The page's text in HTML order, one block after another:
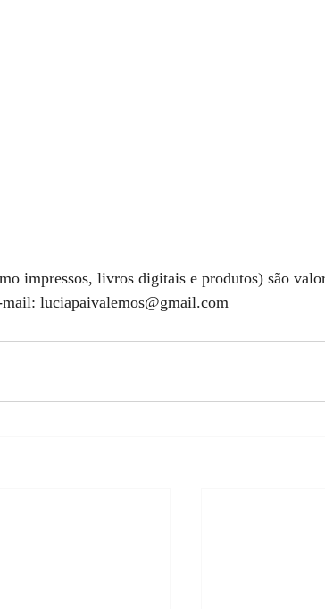
impressos, livros digitais e produtos) são
luciapaivalemos@gmail.com